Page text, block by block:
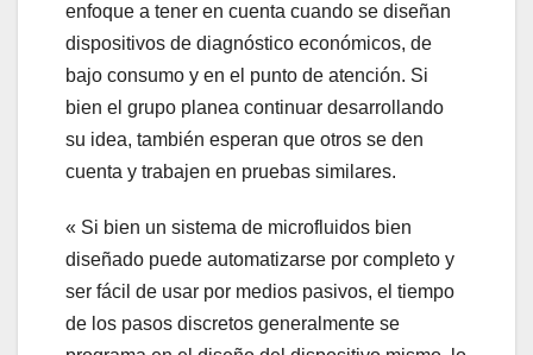
enfoque a tener en cuenta cuando se diseñan
dispositivos de diagnóstico económicos, de
bajo consumo y en el punto de atención. Si
bien el grupo planea continuar desarrollando
su idea, también esperan que otros se den
cuenta y trabajen en pruebas similares.
« Si bien un sistema de microfluidos bien
diseñado puede automatizarse por completo y
ser fácil de usar por medios pasivos, el tiempo
de los pasos discretos generalmente se